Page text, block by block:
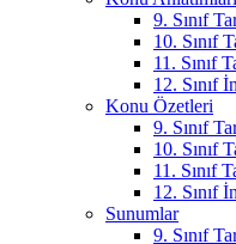
9. Sınıf
10. Sınıf
11. Sınıf
12. Sınıf
Konu Özetleri
9. Sınıf
10. Sınıf
11. Sınıf
12. Sınıf
Sunumlar
9. Sınıf